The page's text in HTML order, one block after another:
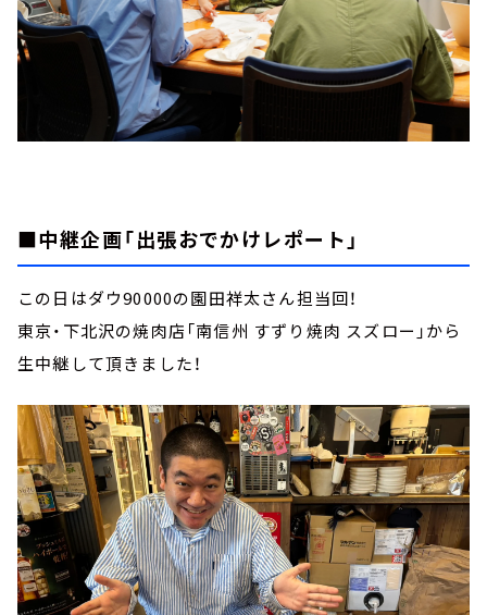
■中継企画「出張おでかけレポート」
この日はダウ90000の園田祥太さん担当回！
東京・下北沢の焼肉店「南信州 すずり焼肉 スズロー」から
生中継して頂きました！